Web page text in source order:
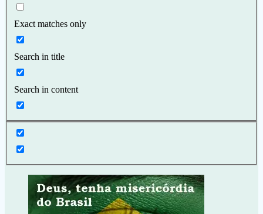
Exact matches only
Search in title
Search in content